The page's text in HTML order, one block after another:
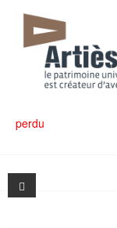
perdu